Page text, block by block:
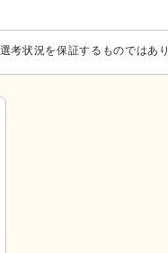
考状況を保証するものではあり